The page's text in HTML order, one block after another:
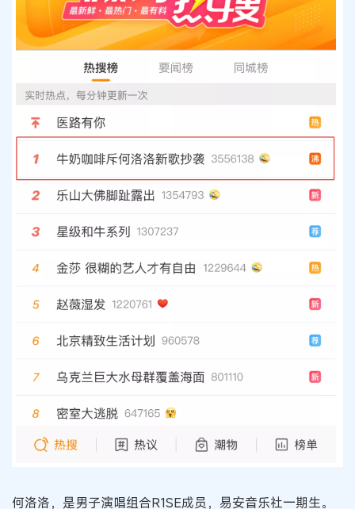
何洛洛，是男子演唱组合R1SE成员，易安音乐社一期生。